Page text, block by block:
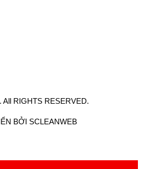
RIGHTS RESERVED.
BỞI SCLEANWEB